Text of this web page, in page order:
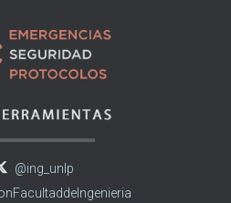
@ing_unlp